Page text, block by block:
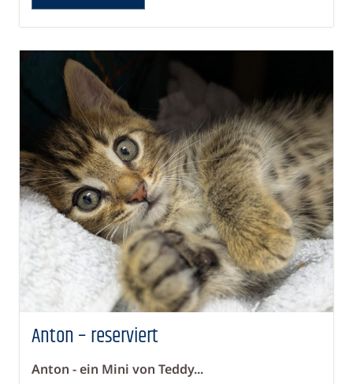
Anton – reserviert
Anton - ein Mini von Teddy...